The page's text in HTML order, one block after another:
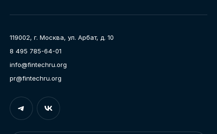
Карьера
Контакты
Документы
119002, г. Москва, ул. Арбат, д. 10
8 495 785-64-01
info@fintechru.org
pr@fintechru.org
Вход
Укажите вашу корпоративную почту. На неё мы вышлем